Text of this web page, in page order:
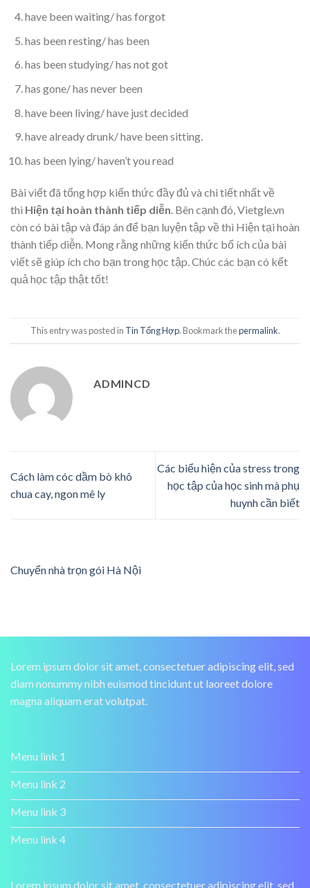
have been waiting/ has forgot
has been resting/ has been
has been studying/ has not got
has gone/ has never been
have been living/ have just decided
have already drunk/ have been sitting.
has been lying/ haven’t you read
Bài viết đã tổng hợp kiến thức đầy đủ và chi tiết nhất về
thì Hiện tại hoàn thành tiếp diễn . Bên cạnh đó, Vietgle.vn
còn có bài tập và đáp án để bạn luyện tập về thì Hiện tại hoàn
thành tiếp diễn. Mong rằng những kiến thức bổ ích của bài
viết sẽ giúp ích cho bạn trong học tập. Chúc các bạn có kết
quả học tập thật tốt!
This entry was posted in Tin Tổng Hợp. Bookmark thepermalink.
ADMINCD
Cách làm cóc dầm bò khô
chua cay, ngon mê ly
Các biểu hiện của stress trong
học tập của học sinh mà phụ
huynh cần biết
Chuyển nhà trọn gói Hà Nội
Lorem ipsum dolor sit amet, consectetuer adipiscing elit, sed
diam nonummy nibh euismod tincidunt ut laoreet dolore
magna aliquam erat volutpat.
Menu link 1
Menu link 2
Menu link 3
Menu link 4
Lorem ipsum dolor sit amet, consectetuer adipiscing elit, sed